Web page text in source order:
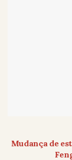
Mudança de